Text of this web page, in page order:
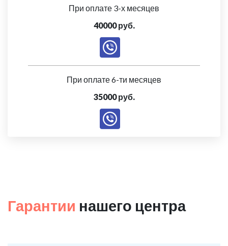
При оплате 3-х месяцев
40000 руб.
При оплате 6-ти месяцев
35000 руб.
Гарантии нашего центра